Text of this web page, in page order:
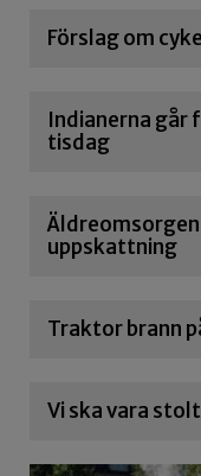
Förslag om
Indianerna går
tisdag
uppskattning
Traktor brann
Vi ska vara